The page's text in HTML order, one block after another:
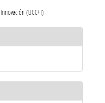
(UCC+I)